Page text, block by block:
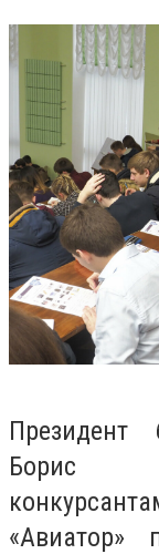
Президент
Борис
«Авиатор»